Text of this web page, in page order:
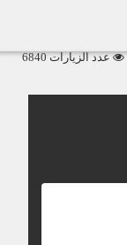
عدد الزيارات 6840